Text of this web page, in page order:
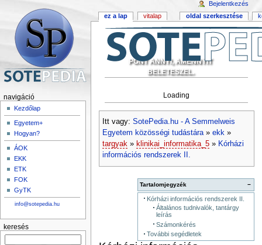
PONT ANNYI, AMENNYIT
BELETESZEL.
Loading
Itt vagy: SotePedia.hu - A Semmelweis
Egyetem közösségi tudástára» ekk»
targyak» klinikai_informatika_5» Kórházi
információs rendszerek II.
−
Tartalomjegyzék
Kórházi információs rendszerek II.
Általános tudnivalók, tantárgy
leírás
Számonkérés
További segédletek
ez a lap vitalap oldal szerkesztése
Bejelentkezés
navigáció
Kezdőlap
Egyetem+
Hogyan?
ÁOK
EKK
ETK
FOK
GyTK
info@sotepedia.hu
keresés